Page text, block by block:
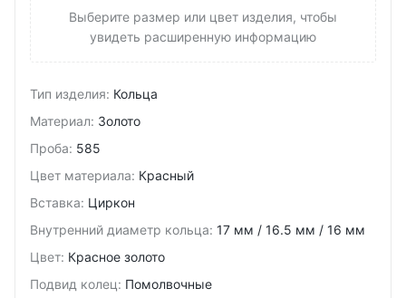
Выберите размер или цвет изделия, чтобы
увидеть расширенную информацию
Тип изделия: Кольца
Материал: Золото
Проба: 585
Цвет материала: Красный
Вставка: Циркон
Внутренний диаметр кольца: 17 мм / 16.5 мм / 16 мм
Цвет: Красное золото
Подвид колец: Помолвочные